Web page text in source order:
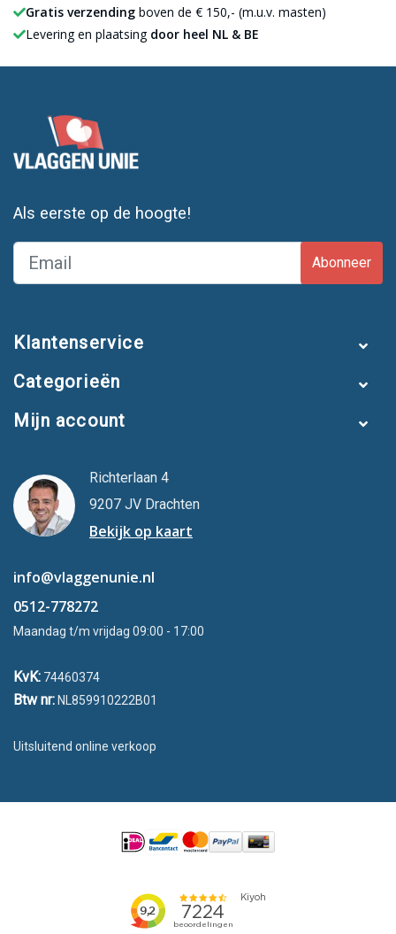
Gratis verzending boven de € 150,- (m.u.v. masten)
Levering en plaatsing door heel NL & BE
Als eerste op de hoogte!
Abonneer
Klantenservice
Categorieën
Mijn account
Richterlaan 4
9207 JV Drachten
Bekijk op kaart
info@vlaggenunie.nl
0512-778272
Maandag t/m vrijdag 09:00 - 17:00
KvK: 74460374
Btw nr: NL859910222B01
Uitsluitend online verkoop